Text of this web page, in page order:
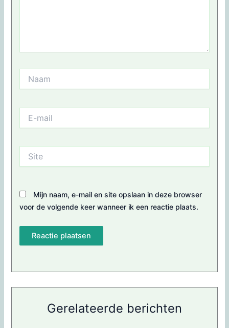
mail
Mijn naam, e-mail en site opslaan in deze browser
voor de volgende keer wanneer ik een reactie plaats.
Gerelateerde berichten